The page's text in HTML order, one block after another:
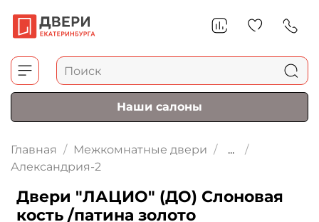
Наши салоны
Главная Межкомнатные двери
...
Александрия-2
Двери "ЛАЦИО" (ДО) Слоновая
кость /патина золото